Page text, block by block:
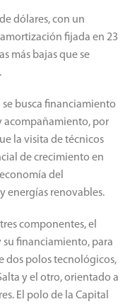
dólares, con un
fijada en 23
más bajas que se
se busca financiamiento
acompañamiento, por
la visita de técnicos
de crecimiento en
del
energías renovables.
componentes, el
su financiamiento, para
dos polos tecnológicos,
y el otro, orientado a
El polo de la Capital